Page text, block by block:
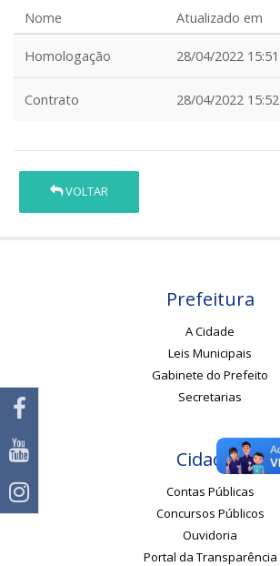
Nome Atualizado em
Homologação 28/04/2022 15:51
Contrato 28/04/2022 15:52
VOLTAR
Prefeitura
A Cidade
Leis Municipais
Gabinete do Prefeito
Secretarias
Cidadão
Contas Públicas
Concursos Públicos
Ouvidoria
Portal da Transparência